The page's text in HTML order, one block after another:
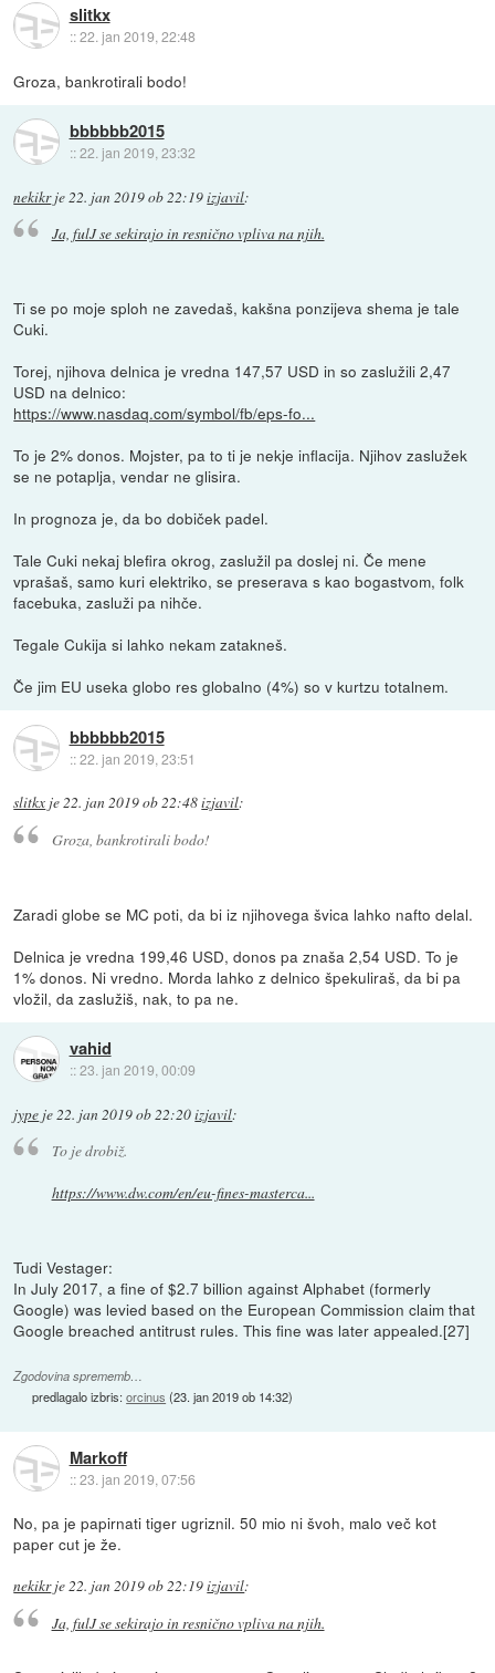
slitkx
::22. jan 2019, 22:48
Groza, bankrotirali bodo!
bbbbbb2015
::22. jan 2019, 23:32
nekikrje22. jan 2019 ob 22:19izjavil:
Ja, fulJ se sekirajo in resnično vpliva na njih.
Ti se po moje sploh ne zavedaš, kakšna ponzijeva shema je tale
Cuki.
Torej, njihova delnica je vredna 147,57 USD in so zaslužili 2,47
USD na delnico:
https://www.nasdaq.com/symbol/fb/eps-fo...
To je 2% donos. Mojster, pa to ti je nekje inflacija. Njihov zaslužek
se ne potaplja, vendar ne glisira.
In prognoza je, da bo dobiček padel.
Tale Cuki nekaj blefira okrog, zaslužil pa doslej ni. Če mene
vprašaš, samo kuri elektriko, se preserava s kao bogastvom, folk
facebuka, zasluži pa nihče.
Tegale Cukija si lahko nekam zatakneš.
Če jim EU useka globo res globalno (4%) so v kurtzu totalnem.
bbbbbb2015
::22. jan 2019, 23:51
slitkx je22. jan 2019 ob 22:48izjavil:
Groza, bankrotirali bodo!
Zaradi globe se MC poti, da bi iz njihovega švica lahko nafto delal.
Delnica je vredna 199,46 USD, donos pa znaša 2,54 USD. To je
1% donos. Ni vredno. Morda lahko z delnico špekuliraš, da bi pa
vložil, da zaslužiš, nak, to pa ne.
vahid
::23. jan 2019, 00:09
jype je22. jan 2019 ob 22:20izjavil:
To je drobiž.
https://www.dw.com/en/eu-fines-masterca...
Tudi Vestager:
In July 2017, a fine of $2.7 billion against Alphabet (formerly
Google) was levied based on the European Commission claim that
Google breached antitrust rules. This fine was later appealed.[27]
Zgodovina sprememb…
predlagalo izbris:orcinus (23. jan 2019 ob 14:32)
Markoff
::23. jan 2019, 07:56
No, pa je papirnati tiger ugriznil. 50 mio ni švoh, malo več kot
paper cut je že.
nekikrje22. jan 2019 ob 22:19izjavil:
Ja, fulJ se sekirajo in resnično vpliva na njih.